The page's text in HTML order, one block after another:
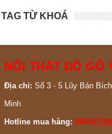
TAG TỪ KHOÁ
NỘI THẤT ĐỒ GỖ
Địa chỉ: Số 3 - 5 Lũy Bán
Minh
Hotline mua hàng: